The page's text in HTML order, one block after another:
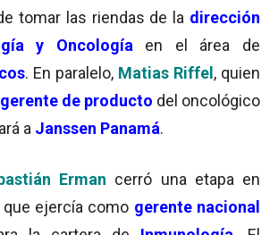
tomar las riendas de la dirección
y Oncología en el área de
. En paralelo, Matias Riffel , quien
gerente de producto del oncológico
a Janssen Panamá.
Erman cerró una etapa en
que ejercía como gerente nacional